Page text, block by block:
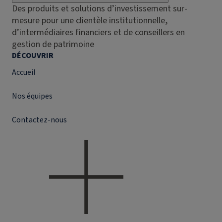
Des produits et solutions d’investissement sur-
mesure pour une clientèle institutionnelle,
d’intermédiaires financiers et de conseillers en
gestion de patrimoine
DÉCOUVRIR
Accueil
Nos équipes
Contactez-nous